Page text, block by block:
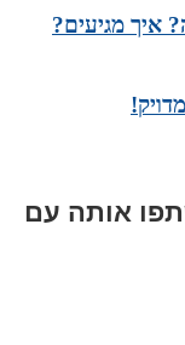
איך מגיעים?
אותה עם